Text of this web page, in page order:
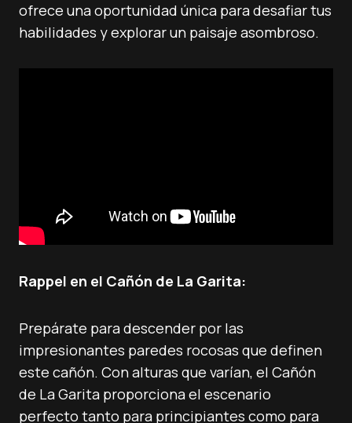
ofrece una oportunidad única para desafiar tus
habilidades y explorar un paisaje asombroso.
Rappel en el Cañón de La Garita:
Prepárate para descender por las
impresionantes paredes rocosas que definen
este cañón. Con alturas que varían, el Cañón
de La Garita proporciona el escenario
perfecto tanto para principiantes como para